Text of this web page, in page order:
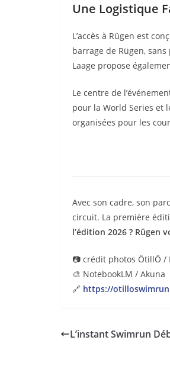
Une Logistique
L’accès à Rügen est
barrage de Rügen,
Laage propose
Le centre de
pour la World Series et
organisées pour les
Avec son cadre, son
circuit. La première
l’édition 2026 ? Rügen
📷 crédit photos ÖtillÖ /
🎨 NotebookLM / Akuna
🔗 https://
L’instant Swimrun